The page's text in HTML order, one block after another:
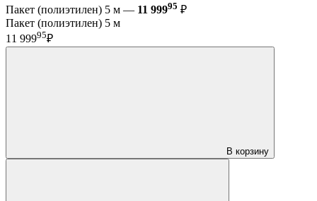
Пакет (полиэтилен) 5 м — 11 99995 ₽
Пакет (полиэтилен) 5 м
11 99995₽
В корзину